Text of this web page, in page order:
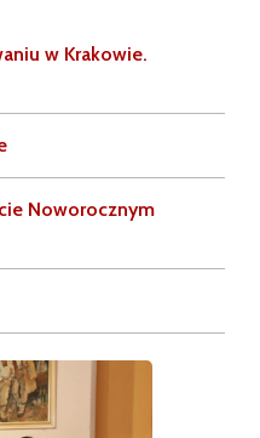
w Krakowie.
Noworocznym